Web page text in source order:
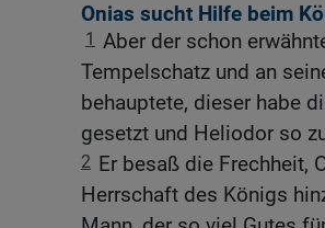
Onias sucht Hilfe beim
1 Aber der schon
Tempelschatz und an
behauptete, dieser habe
gesetzt und Heliodor so
2 Er besaß die Frechheit,
Herrschaft des Königs